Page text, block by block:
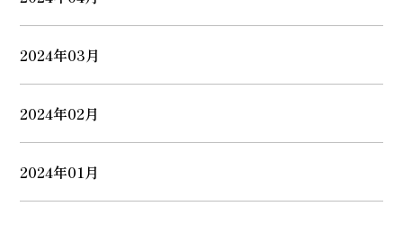
2024年03月
2024年02月
2024年01月